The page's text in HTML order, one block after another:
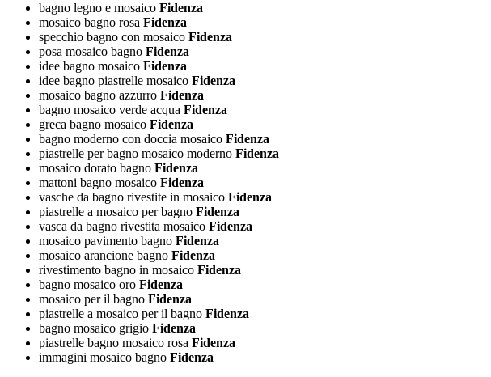
bagno legno e mosaico Fidenza
mosaico bagno rosa Fidenza
specchio bagno con mosaico Fidenza
posa mosaico bagno Fidenza
idee bagno mosaico Fidenza
idee bagno piastrelle mosaico Fidenza
mosaico bagno azzurro Fidenza
bagno mosaico verde acqua Fidenza
greca bagno mosaico Fidenza
bagno moderno con doccia mosaico Fidenza
piastrelle per bagno mosaico moderno Fidenza
mosaico dorato bagno Fidenza
mattoni bagno mosaico Fidenza
vasche da bagno rivestite in mosaico Fidenza
piastrelle a mosaico per bagno Fidenza
vasca da bagno rivestita mosaico Fidenza
mosaico pavimento bagno Fidenza
mosaico arancione bagno Fidenza
rivestimento bagno in mosaico Fidenza
bagno mosaico oro Fidenza
mosaico per il bagno Fidenza
piastrelle a mosaico per il bagno Fidenza
bagno mosaico grigio Fidenza
piastrelle bagno mosaico rosa Fidenza
immagini mosaico bagno Fidenza